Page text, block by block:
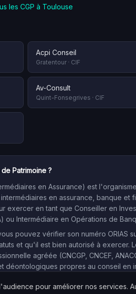
les CGP à Toulouse
Acpi Conseil
Gratentour · CIF
Av-Consult
Quint-Fonsegrives · CIF
Patrimoine ?
en Assurance) est
en assurance, banque et
exercer en tant que Conseiller en
ou Intermédiaire en Opérations de
pouvez vérifier son numéro ORIAS
et qu'il est bien autorisé à exercer.
agréée (CNCGP, CNCEF,
propres au conseil en
pour améliorer nos services.